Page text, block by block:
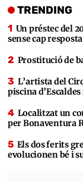
TRENDING
Un préstec del
sense cap
Prostitució de
L’artista del
piscina
Localitzat un
per Bonaventura
Els dos ferits
evolucionen bé i